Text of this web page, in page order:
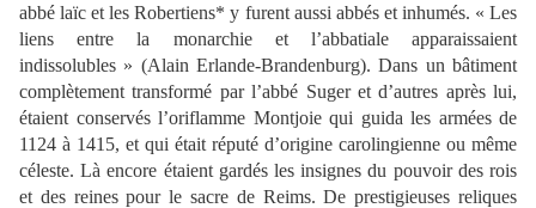
abbé laïc et les Robertiens* y furent aussi abbés et inhumés. « Les
liens entre la monarchie et l’abbatiale apparaissaient
indissolubles » (Alain Erlande-Brandenburg). Dans un bâtiment
complètement transformé par l’abbé Suger et d’autres après lui,
étaient conservés l’oriflamme Montjoie qui guida les armées de
1124 à 1415, et qui était réputé d’origine carolingienne ou même
céleste. Là encore étaient gardés les insignes du pouvoir des rois
et des reines pour le sacre de Reims. De prestigieuses reliques